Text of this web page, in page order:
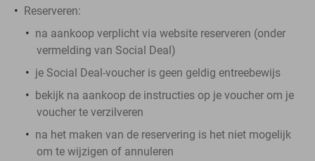
Reserveren:
na aankoop verplicht via website reserveren (onder
vermelding van Social Deal)
je Social Deal-voucher is geen geldig entreebewijs
bekijk na aankoop de instructies op je voucher om je
voucher te verzilveren
na het maken van de reservering is het niet mogelijk
om te wijzigen of annuleren